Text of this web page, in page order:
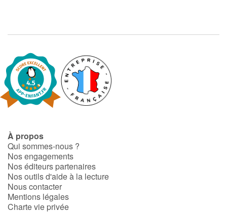
À propos
Qui sommes-nous ?
Nos engagements
Nos éditeurs partenaires
Nos outils d'aide à la lecture
Nous contacter
Mentions légales
Charte vie privée